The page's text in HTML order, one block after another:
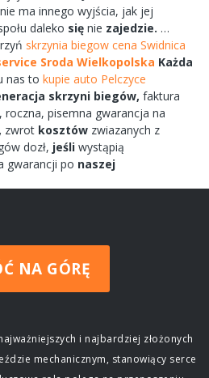
nie ma innego wyjścia, jak jej
daleko się nie zajedzie. …
skrzynia biegow cena Swidnica
Sroda Wielkopolska Każda
nas to kupie auto Pelczyce
skrzyni biegów, faktura
roczna, pisemna gwarancja na
zwrot kosztów zwiazanych z
dozł, jeśli wystąpią
gwarancji po naszej
NA GÓRĘ
i najbardziej złożonych
mechanicznym, stanowiący serce